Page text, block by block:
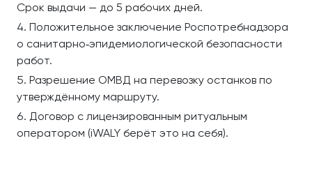
Срок выдачи — до 5 рабочих дней.
Положительное заключение Роспотребнадзора
о санитарно‑эпидемиологической безопасности
работ.
Разрешение ОМВД на перевозку останков по
утверждённому маршруту.
Договор с лицензированным ритуальным
оператором (iWALY берёт это на себя).